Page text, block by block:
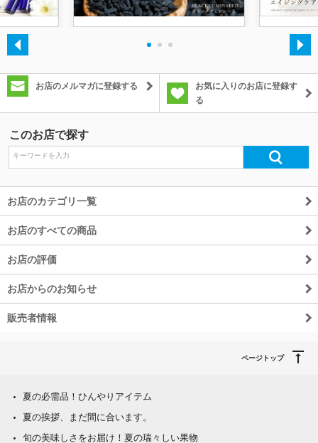
お店のメルマガに登録する
お気に入りのお店に登録す
る
このお店で探す
お店のカテゴリ一覧
お店のすべての商品
お店の評価
お店からのお知らせ
販売者情報
ページトップ
夏の必需品！ひんやりアイテム
夏の挨拶、まだ間に合います。
旬の美味しさをお届け！夏の瑞々しい果物